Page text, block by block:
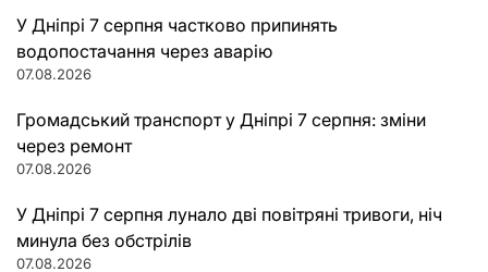
У Дніпрі 7 серпня частково припинять
водопостачання через аварію
07.08.2026
Громадський транспорт у Дніпрі 7 серпня: зміни
через ремонт
07.08.2026
У Дніпрі 7 серпня лунало дві повітряні тривоги, ніч
минула без обстрілів
07.08.2026